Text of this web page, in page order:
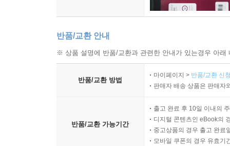
반품/교환 안내
※ 상품 설명에 반품/교환과 관련한 안내가 있는경우 아
반품/교환 방법
마이페이지 > 반품/교환 신
판매자 배송 상품은 판매자
반품/교환 가능기간
출고 완료 후 10일 이내의
디지털 콘텐츠인 eBook의
중고상품의 경우 출고 완료
모바일 쿠폰의 경우 유효기